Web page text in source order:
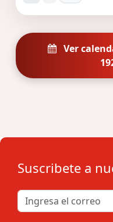
Ver
Suscribete a